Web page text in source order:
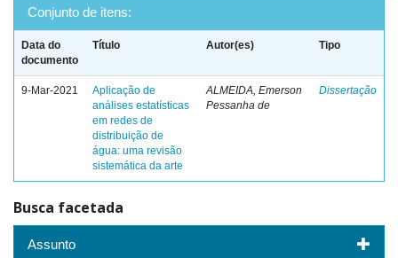
Conjunto de itens:
Data do
documento
Título Autor(es) Tipo
9-Mar-2021
Aplicação de
análises estatísticas
em redes de
distribuição de
água: uma revisão
sistemática da arte
ALMEIDA, Emerson
Pessanha de
Dissertação
Busca facetada
Assunto